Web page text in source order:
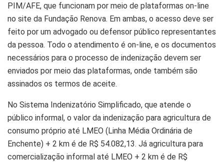
PIM/AFE, que funcionam por meio de plataformas on-line
no site da Fundação Renova. Em ambas, o acesso deve ser
feito por um advogado ou defensor público representantes
da pessoa. Todo o atendimento é on-line, e os documentos
necessários para o processo de indenização devem ser
enviados por meio das plataformas, onde também são
assinados os termos de aceite.
No Sistema Indenizatório Simplificado, que atende o
público informal, o valor da indenização para agricultura de
consumo próprio até LMEO (Linha Média Ordinária de
Enchente) + 2 km é de R$ 54.082,13. Já agricultura para
comercialização informal até LMEO + 2 km é de R$